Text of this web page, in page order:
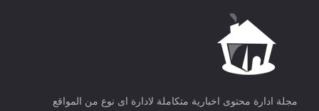
مجلة ادارة محتوى اخبارية متكاملة لادارة اى نوع من المواقع